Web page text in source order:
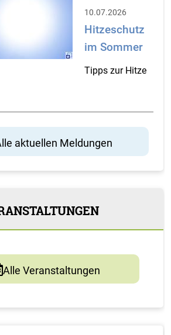
10.07.2026
Hitzeschutz
im Sommer
Tipps zur Hitze
aktuellen Meldungen
Alle Veranstaltungen